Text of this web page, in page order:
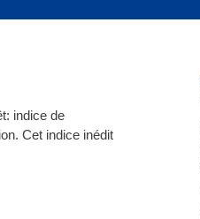
indice de
Cet indice inédit